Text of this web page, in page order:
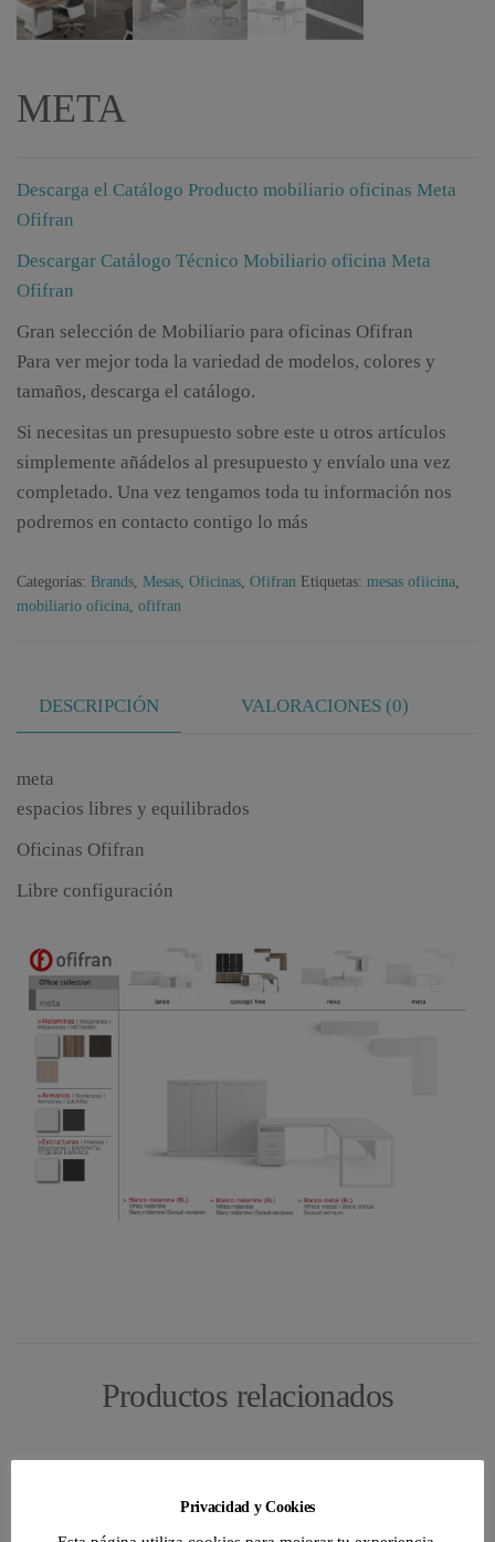
META
Descarga el Catálogo Producto mobiliario oficinas Meta
Ofifran
Descargar Catálogo Técnico Mobiliario oficina Meta
Ofifran
Gran selección de Mobiliario para oficinas Ofifran
Para ver mejor toda la variedad de modelos, colores y
tamaños, descarga el catálogo.
Si necesitas un presupuesto sobre este u otros artículos
simplemente añádelos al presupuesto y envíalo una vez
completado. Una vez tengamos toda tu información nos
podremos en contacto contigo lo más
Categorías: Brands Mesas Oficinas Ofifran Etiquetas: mesas ofiicina
mobiliario oficina ofifran
DESCRIPCIÓN VALORACIONES (0)
meta
espacios libres y equilibrados
Oficinas Ofifran
Libre configuración
Productos relacionados
Privacidad y Cookies